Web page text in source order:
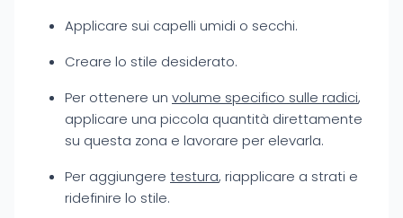
Applicare sui capelli umidi o secchi.
Creare lo stile desiderato.
Per ottenere un volume specifico sulle radici,
applicare una piccola quantità direttamente
su questa zona e lavorare per elevarla.
Per aggiungere testura, riapplicare a strati e
ridefinire lo stile.